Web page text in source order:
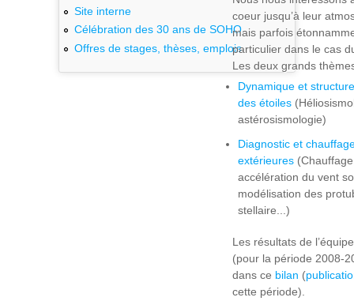
Site interne
Célébration des 30 ans de SOHO
Offres de stages, thèses, emplois
coeur jusqu’à leur
mais parfois
particulier dans le cas
Les deux grands
Dynamique et
des étoiles
astérosismologie)
Diagnostic et
extérieures
accélération du vent
modélisation des
stellaire...)
Les résultats de
(pour la période 2008-
dans ce bilan (
cette période).